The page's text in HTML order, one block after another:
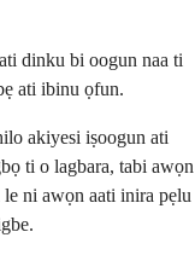
dinku bi oogun naa ti
ati ibinu ọfun.
akiyesi iṣoogun ati
ti o lagbara, tabi awọn
ni awọn aati inira pẹlu